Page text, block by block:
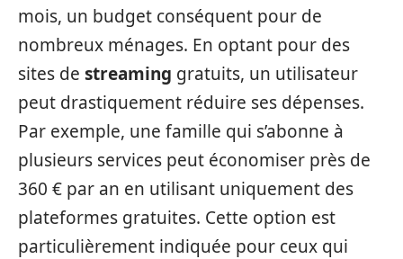
mois, un budget conséquent pour de
nombreux ménages. En optant pour des
sites de streaming gratuits, un utilisateur
peut drastiquement réduire ses dépenses.
Par exemple, une famille qui s’abonne à
plusieurs services peut économiser près de
360 € par an en utilisant uniquement des
plateformes gratuites. Cette option est
particulièrement indiquée pour ceux qui